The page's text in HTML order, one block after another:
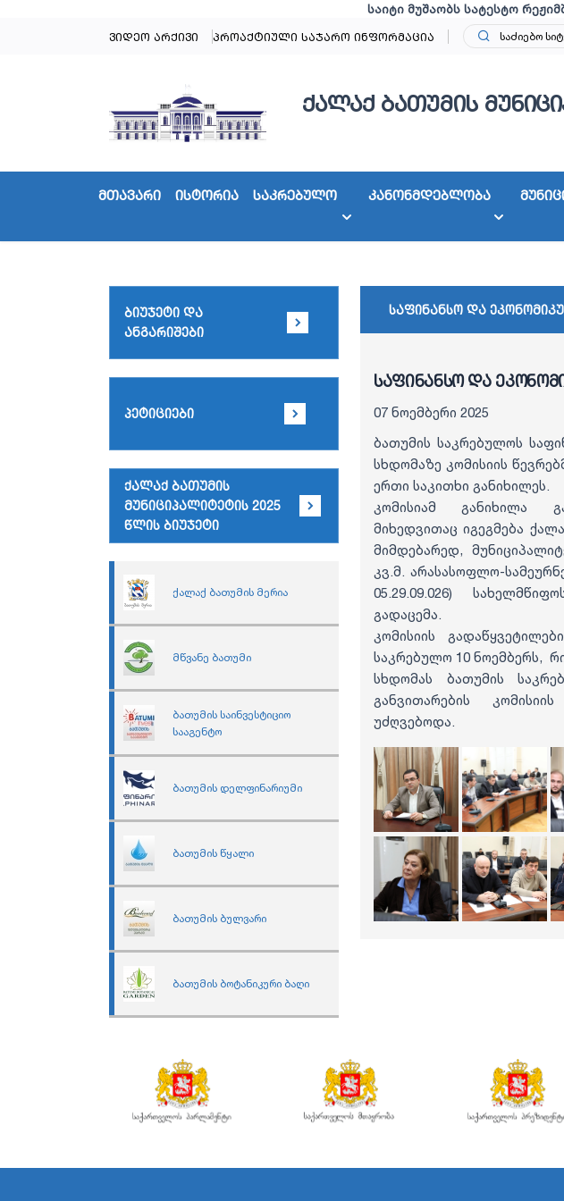
საიტი მუშაობს სატესტო
ვიდეო არქივი
პროაქტიული საჯარო ინფორმაცია
ქალაქ ბათუმის
მთავარი ისტორია საკრებულო კანონმდებლობა
ბიუჯეტი და
ანგარიშები
პეტიციები
ქალაქ ბათუმის
მუნიციპალიტეტის 2025
წლის ბიუჯეტი
ქალაქ ბათუმის მერია
მწვანე ბათუმი
ბათუმის საინვესტიციო
სააგენტო
ბათუმის დელფინარიუმი
ბათუმის წყალი
ბათუმის ბულვარი
ბათუმის ბოტანიკური ბაღი
საფინანსო და
საფინანსო და
07 ნოემბერი 2025
ბათუმის საკრებულოს
სხდომაზე კომისიის
ერთი საკითხი განიხილეს.
კომისიამ განიხილა
მიხედვითაც იგეგმება
მიმდებარედ,
კვ.მ. არასასოფლო-
05.29.09.026)
გადაცემა.
კომისიის
საკრებულო 10 ნოემბერს,
სხდომას ბათუმის
განვითარების
უძღვებოდა.